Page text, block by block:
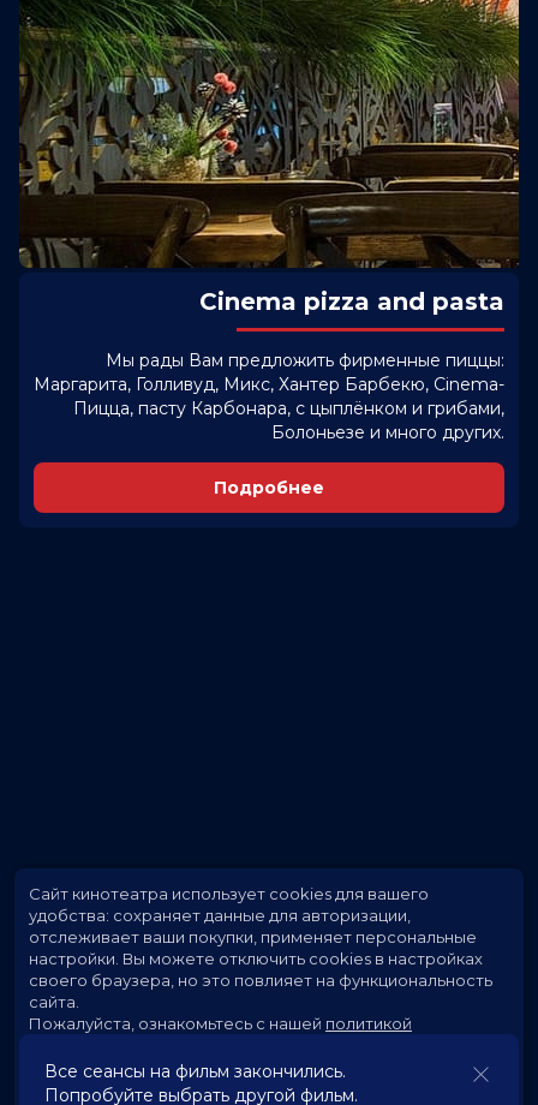
Cinema pizza and pasta
Мы рады Вам предложить фирменные пиццы:
Маргарита, Голливуд, Микс, Хантер Барбекю, Cinema-
Пицца, пасту Карбонара, с цыплёнком и грибами,
Болоньезе и много других.
Подробнее
Все сеансы на фильм закончились.
Попробуйте выбрать другой фильм.
Сайт кинотеатра использует cookies для вашего
удобства: сохраняет данные для авторизации,
отслеживает ваши покупки, применяет персональные
настройки. Вы можете отключить cookies в настройках
своего браузера, но это повлияет на функциональность
сайта.
Пожалуйста, ознакомьтесь с нашей политикой
Принять